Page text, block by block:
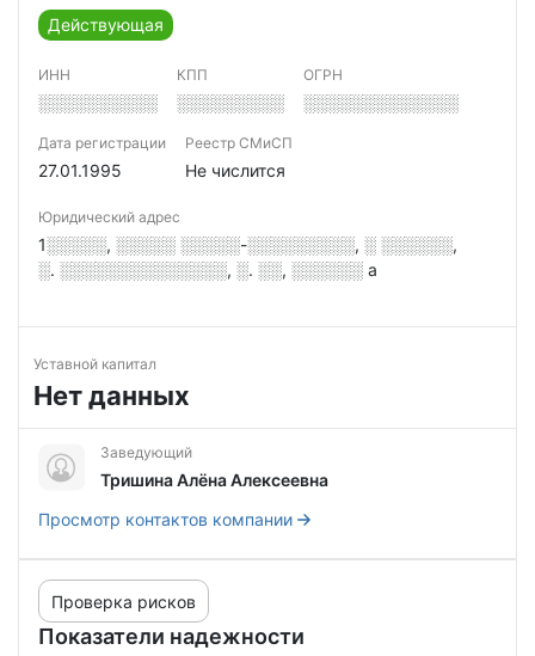
Действующая
ИНН
░░░░░░░░░░
КПП
░░░░░░░░░
ОГРН
░░░░░░░░░░░░░
Дата регистрации
27.01.1995
Реестр СМиСП
Не числится
Юридический адрес
1░░░░░, ░░░░░ ░░░░░-░░░░░░░░░, ░ ░░░░░░,
░. ░░░░░░░░░░░░░░, ░. ░░, ░░░░░░ а
Уставной капитал
Нет данных
Заведующий
Тришина Алёна Алексеевна
Просмотр контактов компании
Показатели надежности
Проверка рисков